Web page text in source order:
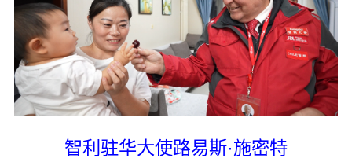
智利驻华大使路易斯·施密特